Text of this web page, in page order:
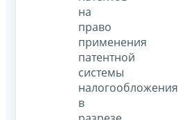
на
право
применения
патентной
системы
налогообложения
в